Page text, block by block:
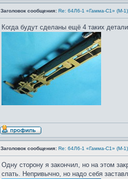
Заголовок сообщения: Re: 64Л6-1 «Гамма-С1» (М-
Когда будут сделаны ещё 4 таких
Заголовок сообщения: Re: 64Л6-1 «Гамма-С1» (М-
Одну сторону я закончил, но на этом
спать. Непривычно, но надо себя